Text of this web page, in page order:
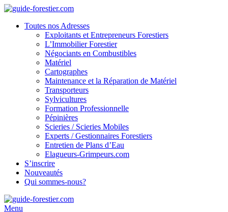
Toutes nos Adresses
Exploitants et Entrepreneurs Forestiers
L’Immobilier Forestier
Négociants en Combustibles
Matériel
Cartographes
Maintenance et la Réparation de Matériel
Transporteurs
Sylvicultures
Formation Professionnelle
Pépinières
Scieries / Scieries Mobiles
Experts / Gestionnaires Forestiers
Entretien de Plans d’Eau
Elagueurs-Grimpeurs.com
S’inscrire
Nouveautés
Qui sommes-nous?
Menu